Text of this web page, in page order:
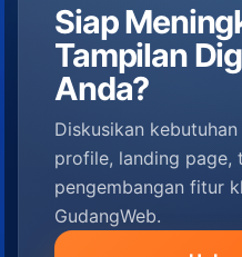
Siap
Tampilan
Anda?
Diskusikan
profile, landing page,
pengembangan fitur
GudangWeb.